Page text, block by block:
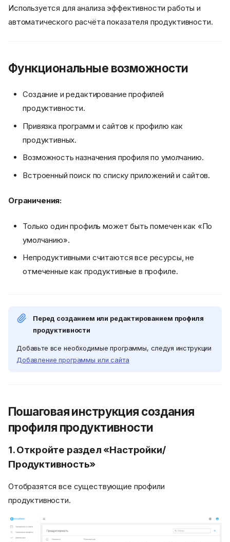
Используется для анализа эффективности работы и
автоматического расчёта показателя продуктивности.
Функциональные возможности
Создание и редактирование профилей
продуктивности.
Привязка программ и сайтов к профилю как
продуктивных.
Возможность назначения профиля по умолчанию.
Встроенный поиск по списку приложений и сайтов.
Ограничения:
Только один профиль может быть помечен как «По
умолчанию».
Непродуктивными считаются все ресурсы, не
отмеченные как продуктивные в профиле.
Перед созданием или редактированием профиля
продуктивности
Добавьте все необходимые программы, следуя инструкции
Добавление программы или сайта
Пошаговая инструкция создания
профиля продуктивности
1. Откройте раздел «Настройки/
Продуктивность»
Отобразятся все существующие профили
продуктивности.